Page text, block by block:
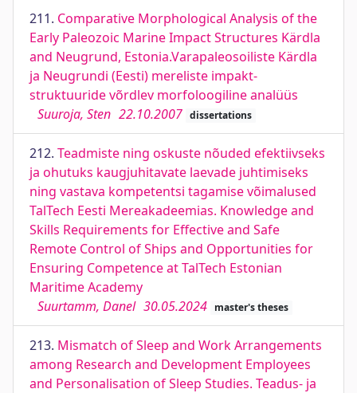
211. Comparative Morphological Analysis of the
Early Paleozoic Marine Impact Structures Kärdla
and Neugrund, Estonia.Varapaleosoiliste Kärdla
ja Neugrundi (Eesti) mereliste impakt-
struktuuride võrdlev morfoloogiline analüüs
Suuroja, Sten 22.10.2007 dissertations
212. Teadmiste ning oskuste nõuded efektiivseks
ja ohutuks kaugjuhitavate laevade juhtimiseks
ning vastava kompetentsi tagamise võimalused
TalTech Eesti Mereakadeemias. Knowledge and
Skills Requirements for Effective and Safe
Remote Control of Ships and Opportunities for
Ensuring Competence at TalTech Estonian
Maritime Academy
Suurtamm, Danel 30.05.2024 master's theses
213. Mismatch of Sleep and Work Arrangements
among Research and Development Employees
and Personalisation of Sleep Studies. Teadus- ja